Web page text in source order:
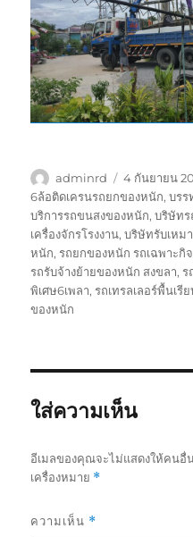
ผู้
เขียน
adminrd
เขียน
เมื่อ
4 กันยายน
6ล้อติดเครนรถยกของหนัก,บรร
บริการรถขนสงของหนัก,บริษัท
เครื่องจักรโรงงาน,บริษัทรับเหม
หนัก,รถยกของหนัก รถเฉพาะกิ
รถรับจ้างย้ายของหนัก สงขลา,ร
พิเศษ6เพลา,รถเทรลเลอร์พื้นเรี
ของหนัก
ใส่ความเห็น
อีเมลของคุณจะไม่แสดงให้คนอื่
เครื่องหมาย *
ความเห็น *